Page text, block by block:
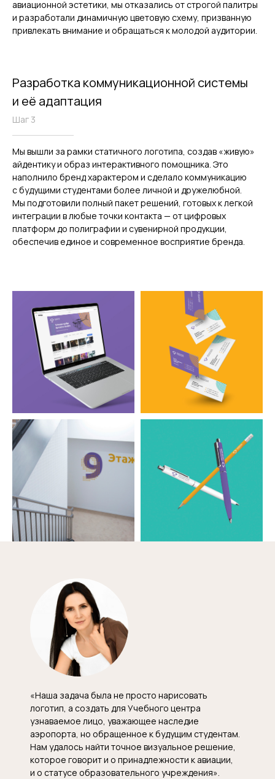
авиационной эстетики, мы отказались от строгой палитры
и разработали динамичную цветовую схему, призванную
привлекать внимание и обращаться к молодой аудитории.
Разработка коммуникационной системы
и её адаптация
Шаг 3
Мы вышли за рамки статичного логотипа, создав «живую»
айдентику и образ интерактивного помощника. Это
наполнило бренд характером и сделало коммуникацию
с будущими студентами более личной и дружелюбной.
Мы подготовили полный пакет решений, готовых к легкой
интеграции в любые точки контакта — от цифровых
платформ до полиграфии и сувенирной продукции,
обеспечив единое и современное восприятие бренда.
«Наша задача была не просто нарисовать
логотип, а создать для Учебного центра
узнаваемое лицо, уважающее наследие
аэропорта, но обращенное к будущим студентам.
Нам удалось найти точное визуальное решение,
которое говорит и о принадлежности к авиации,
и о статусе образовательного учреждения».